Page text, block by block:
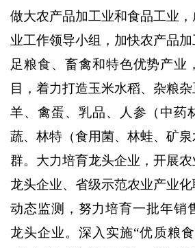
做大农产品加工业和食品工业
业工作领导小组，加快农产品
足粮食、畜禽和特色优势产业
目，着力打造玉米水稻、杂粮
羊、禽蛋、乳品、人参（中药
蔬、林特（食用菌、林蛙、矿
群。大力培育龙头企业，开展
龙头企业、省级示范农业产业
动态监测，努力培育一批年销
龙头企业。深入实施“优质粮